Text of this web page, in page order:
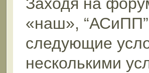
«наш»,
следующие
несколькими